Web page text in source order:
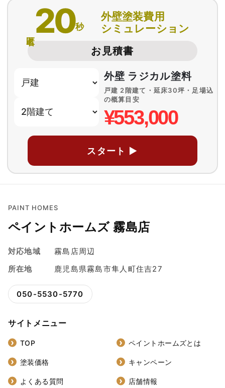
20秒
外壁塗装費用
シミュレーション
お見積書
外壁 ラジカル塗料
戸建 2階建て・延床30坪・足場込
の概算目安
¥553,000
スタート ▶
PAINT HOMES
ペイントホームズ 霧島店
対応地域
霧島店周辺
所在地
鹿児島県霧島市隼人町住吉27
050-5530-5770
サイトメニュー
TOP ペイントホームズとは
塗装価格 キャンペーン
よくある質問 店舗情報